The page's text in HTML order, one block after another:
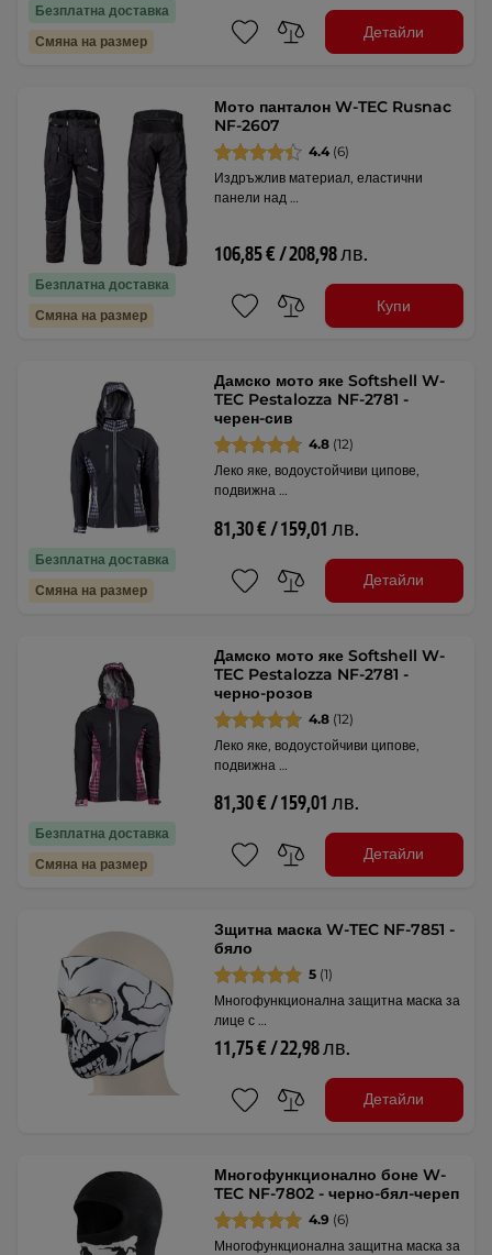
Безплатна доставка
Смяна на размер
Детайли
Безплатна доставка
Смяна на размер
Мото панталон W-TEC Rusnac
NF-2607
4.4 (6)
Издръжлив материал, еластични
панели над …
106,85 € / 208,98 лв.
Купи
Безплатна доставка
Смяна на размер
Дамско мото яке Softshell W-
TEC Pestalozza NF-2781 -
черен-сив
4.8 (12)
Леко яке, водоустойчиви ципове,
подвижна …
81,30 € / 159,01 лв.
Детайли
Безплатна доставка
Смяна на размер
Дамско мото яке Softshell W-
TEC Pestalozza NF-2781 -
черно-розов
4.8 (12)
Леко яке, водоустойчиви ципове,
подвижна …
81,30 € / 159,01 лв.
Детайли
Зщитна маска W-TEC NF-7851 -
бяло
5 (1)
Многофункционална защитна маска за
лице с …
11,75 € / 22,98 лв.
Детайли
Многофункционално боне W-
TEC NF-7802 - черно-бял-череп
4.9 (6)
Многофункционална защитна маска за